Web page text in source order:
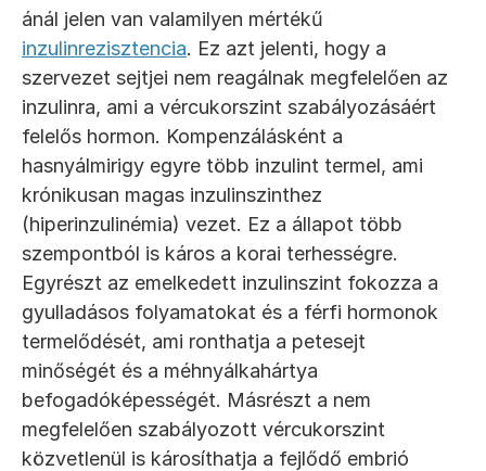
inzulinrezisztencia. Ez azt jelenti, hogy a
szervezet sejtjei nem reagálnak megfelelően az
inzulinra, ami a vércukorszint szabályozásáért
felelős hormon. Kompenzálásként a
hasnyálmirigy egyre több inzulint termel, ami
krónikusan magas inzulinszinthez
(hiperinzulinémia) vezet. Ez a állapot több
szempontból is káros a korai terhességre.
Egyrészt az emelkedett inzulinszint fokozza a
gyulladásos folyamatokat és a férfi hormonok
termelődését, ami ronthatja a petesejt
minőségét és a méhnyálkahártya
befogadóképességét. Másrészt a nem
megfelelően szabályozott vércukorszint
közvetlenül is károsíthatja a fejlődő embrió